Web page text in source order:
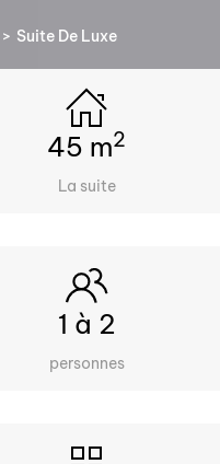
Suite De Luxe
45 m2
La suite
1 à 2
personnes